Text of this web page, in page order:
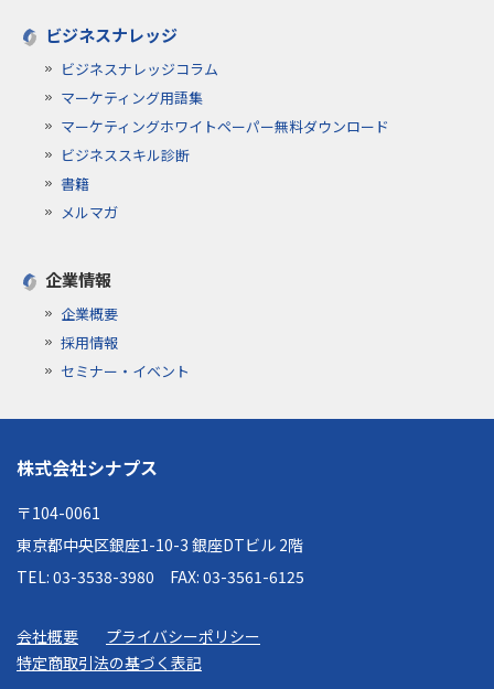
ビジネスナレッジ
ビジネスナレッジコラム
マーケティング用語集
マーケティングホワイトペーパー無料ダウンロード
ビジネススキル診断
書籍
メルマガ
企業情報
企業概要
採用情報
セミナー・イベント
株式会社シナプス
〒104-0061
東京都中央区銀座1-10-3 銀座DTビル 2階
TEL: 03-3538-3980 FAX: 03-3561-6125
会社概要
プライバシーポリシー
特定商取引法の基づく表記